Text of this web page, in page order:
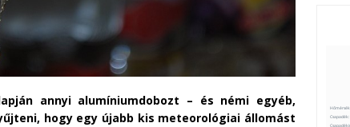
annyi alumíniumdobozt – és némi egyéb,
hogy egy újabb kis meteorológiai állomást